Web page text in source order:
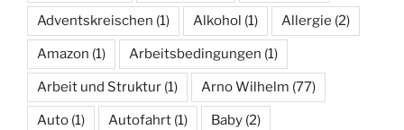
Adventskreischen (1) Alkohol (1) Allergie (2)
Amazon (1) Arbeitsbedingungen (1)
Arbeit und Struktur (1) Arno Wilhelm (77)
Auto (1) Autofahrt (1) Baby (2)